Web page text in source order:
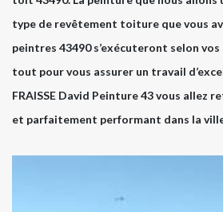
type de revêtement toiture que vous
peintres 43490 s’exécuteront selon
tout pour vous assurer un travail
FRAISSE David Peinture 43 vous allez
et parfaitement performant dans la